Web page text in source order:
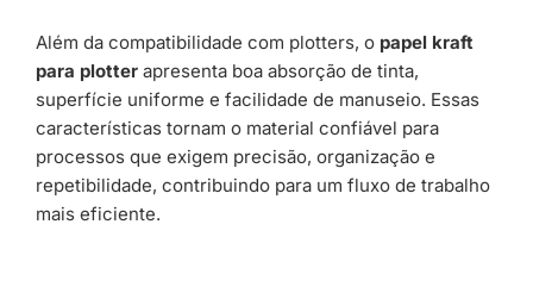
Além da compatibilidade com plotters, o papel kraft
para plotter apresenta boa absorção de tinta,
superfície uniforme e facilidade de manuseio. Essas
características tornam o material confiável para
processos que exigem precisão, organização e
repetibilidade, contribuindo para um fluxo de trabalho
mais eficiente.